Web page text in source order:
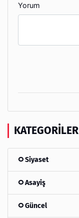
Yorum
KATEGORILER
Siyaset
Asayiş
Güncel